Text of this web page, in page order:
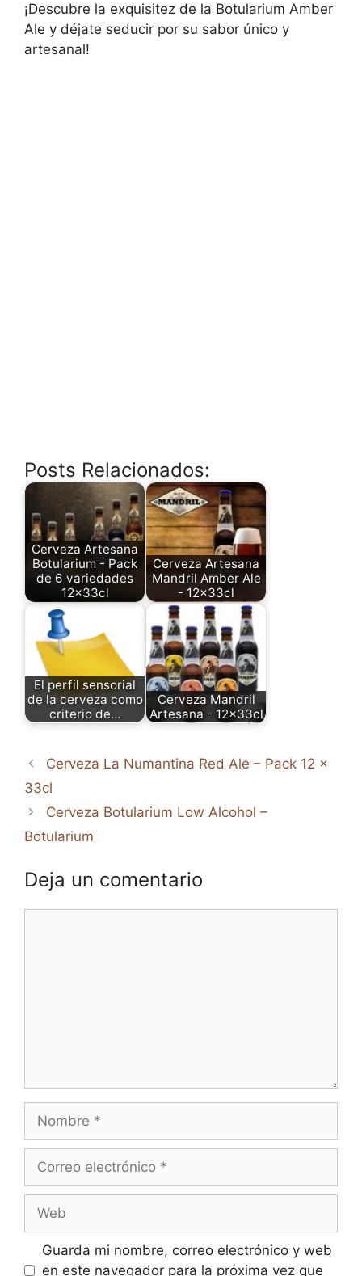
¡Descubre la exquisitez de la Botularium Amber
Ale y déjate seducir por su sabor único y
artesanal!
Posts Relacionados:
Cerveza Artesana
Botularium - Pack
de 6 variedades
12x33cl
Cerveza Artesana
Mandril Amber Ale
- 12x33cl
El perfil sensorial
de la cerveza como
criterio de…
Cerveza Mandril
Artesana - 12x33cl
Cerveza La Numantina Red Ale – Pack 12 x
33cl
Cerveza Botularium Low Alcohol –
Botularium
Deja un comentario
Nombre
Correo
Web
Guarda mi nombre, correo electrónico y web
en este navegador para la próxima vez que